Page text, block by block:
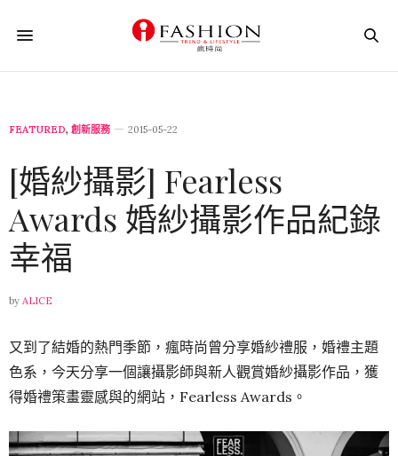
FEATURED, 創新服務 2015-05-22
[婚紗攝影] Fearless
Awards 婚紗攝影作品紀錄
幸福
by ALICE
又到了結婚的熱門季節，​瘋時尚曾分享婚紗禮服，婚禮主題
色系，今天分享一個讓攝影師與新人觀賞婚紗攝影作品，獲
得婚禮策畫靈感與的網站，Fearless Awards。